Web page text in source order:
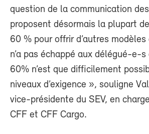
question de la communication
proposent désormais la plupart
60 % pour offrir d’autres
n’a pas échappé aux délégué-e-
60% n’est que difficilement
niveaux d’exigence », souligne
vice-présidente du SEV, en
CFF et CFF Cargo.